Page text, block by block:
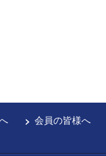
会員の皆様へ